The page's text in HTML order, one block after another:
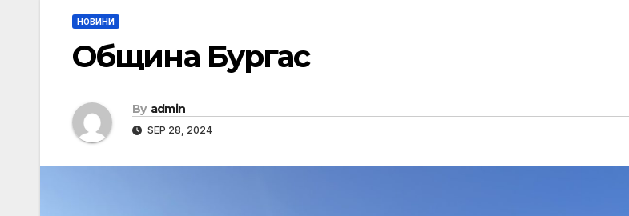
НОВИНИ
Община Бургас
By admin
SEP 28, 2024